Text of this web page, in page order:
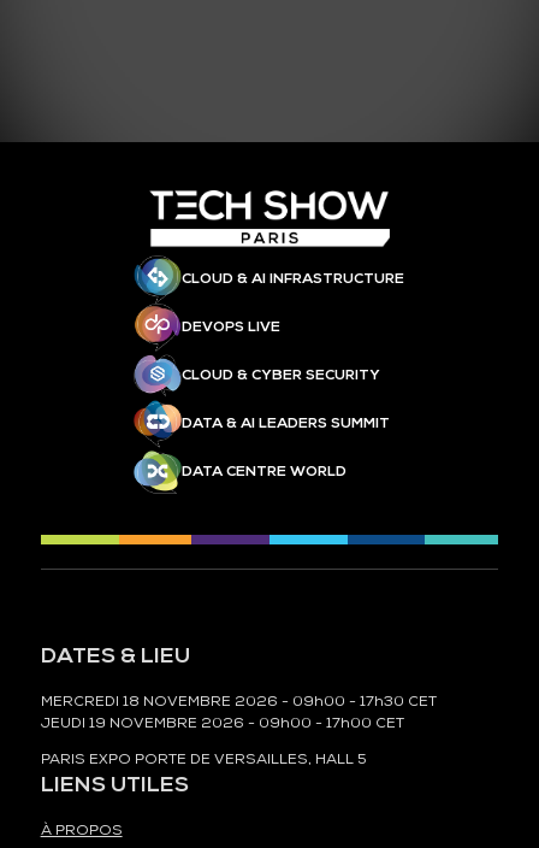
CLOUD & AI INFRASTRUCTURE
DEVOPS LIVE
CLOUD & CYBER SECURITY
DATA & AI LEADERS SUMMIT
DATA CENTRE WORLD
DATES & LIEU
MERCREDI 18 NOVEMBRE 2026 - 09h00 - 17h30 CET
JEUDI 19 NOVEMBRE 2026 - 09h00 - 17h00 CET
PARIS EXPO PORTE DE VERSAILLES, HALL 5
LIENS UTILES
À PROPOS